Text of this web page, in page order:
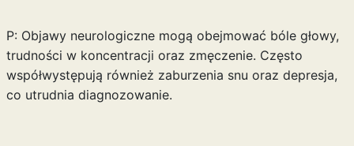
P: Objawy neurologiczne mogą obejmować bóle głowy,
trudności w koncentracji oraz zmęczenie. Często
współwystępują również zaburzenia snu oraz depresja,
co utrudnia diagnozowanie.